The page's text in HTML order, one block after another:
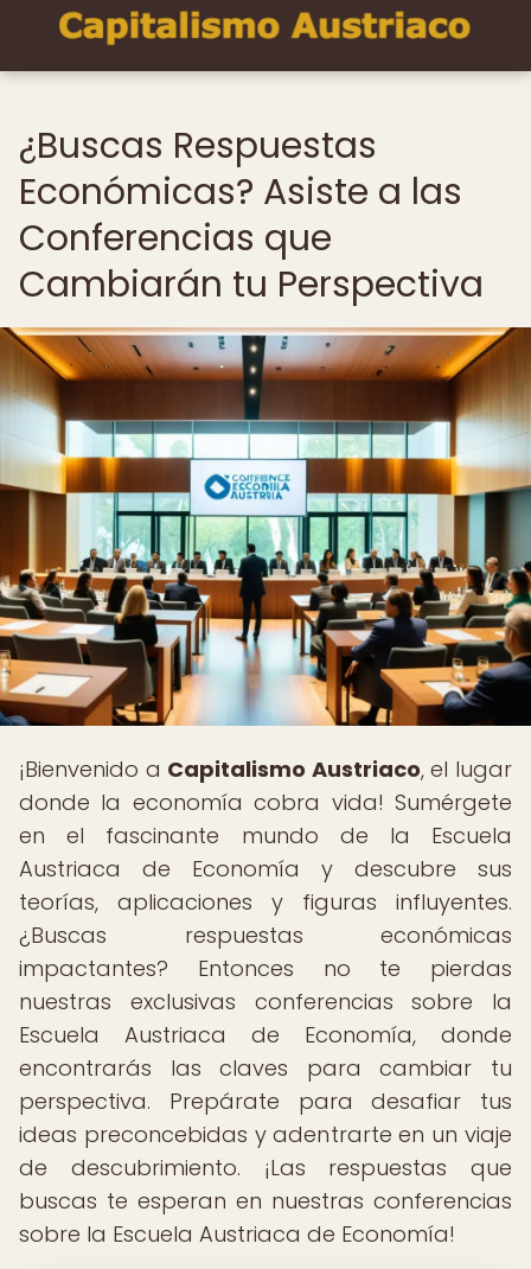
¿Buscas Respuestas
Económicas? Asiste a las
Conferencias que
Cambiarán tu Perspectiva
¡Bienvenido a Capitalismo Austriaco, el lugar
donde la economía cobra vida! Sumérgete
en el fascinante mundo de la Escuela
Austriaca de Economía y descubre sus
teorías, aplicaciones y figuras influyentes.
¿Buscas respuestas económicas
impactantes? Entonces no te pierdas
nuestras exclusivas conferencias sobre la
Escuela Austriaca de Economía, donde
encontrarás las claves para cambiar tu
perspectiva. Prepárate para desafiar tus
ideas preconcebidas y adentrarte en un viaje
de descubrimiento. ¡Las respuestas que
buscas te esperan en nuestras conferencias
sobre la Escuela Austriaca de Economía!